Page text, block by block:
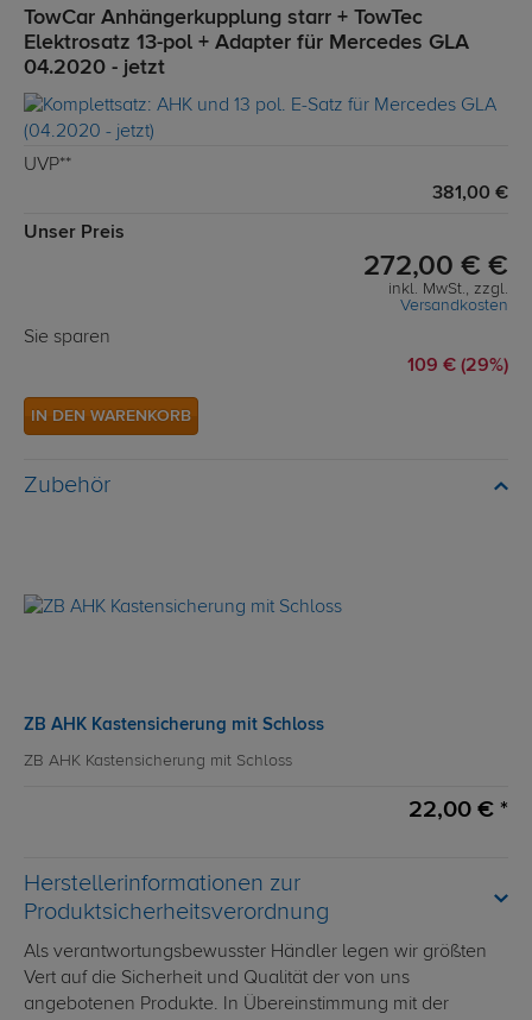
TowCar Anhängerkupplung starr + TowTec
Elektrosatz 13-pol + Adapter für Mercedes GLA
04.2020 - jetzt
UVP**
381,00 €
Unser Preis
272,00 € €
inkl. MwSt., zzgl.
Versandkosten
Sie sparen
109 € (29%)
IN DEN WARENKORB
Zubehör
ZB AHK Kastensicherung mit Schloss
ZB AHK Kastensicherung mit Schloss
22,00 € *
Herstellerinformationen zur
Produktsicherheitsverordnung
Als verantwortungsbewusster Händler legen wir größten
Vert auf die Sicherheit und Qualität der von uns
angebotenen Produkte. In Übereinstimmung mit der